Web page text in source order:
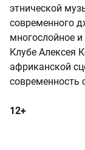
этнической
современного
многослойное
Клубе Алексея
африканской
современность
12+